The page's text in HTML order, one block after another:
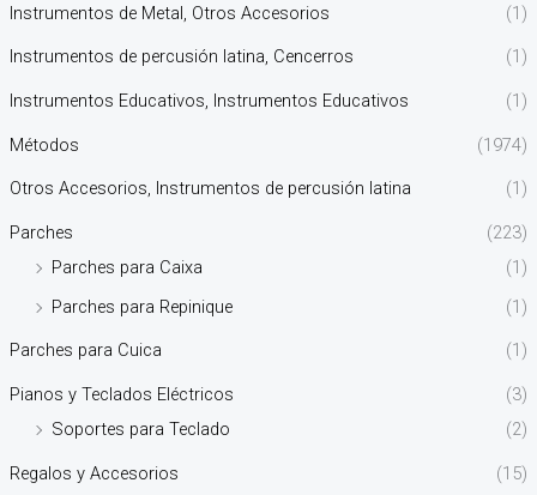
Instrumentos de Metal, Otros Accesorios (1)
Instrumentos de percusión latina, Cencerros (1)
Instrumentos Educativos, Instrumentos Educativos (1)
Métodos (1974)
Otros Accesorios, Instrumentos de percusión latina (1)
Parches
(223)
Parches para Caixa
(1)
Parches para Repinique
(1)
Parches para Cuica (1)
Pianos y Teclados Eléctricos
(3)
Soportes para Teclado
(2)
Regalos y Accesorios
(15)